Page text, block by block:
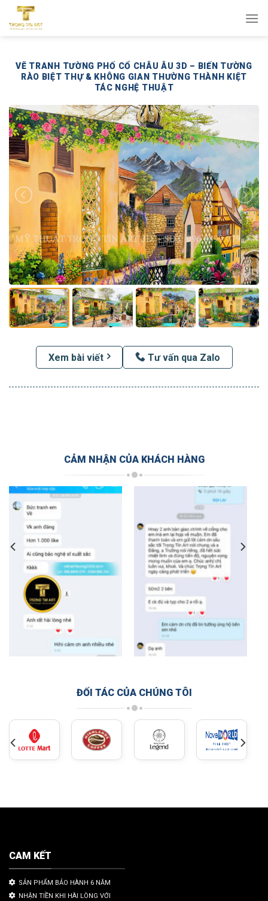
qua
VẼ TRANH TƯỜNG PHỐ CỔ CHÂU ÂU 3D – BIẾN TƯỜNG
RÀO BIỆT THỰ & KHÔNG GIAN THƯỜNG THÀNH KIỆT
TÁC NGHỆ THUẬT
Xem bài viết Tư vấn qua Zalo
CẢM NHẬN CỦA KHÁCH HÀNG
ĐỐI TÁC CỦA CHÚNG TÔI
CAM KẾT
SẢN PHẨM BẢO HÀNH 6 NĂM
NHẬN TIỀN KHI HÀI LÒNG VỚI